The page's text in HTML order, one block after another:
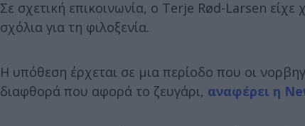
Σε σχετική επικοινωνία, ο Terje Rød-Larsen είχε
σχόλια για τη φιλοξενία.
Η υπόθεση έρχεται σε μια περίοδο που οι
διαφθορά που αφορά το ζευγάρι, αναφέρει η